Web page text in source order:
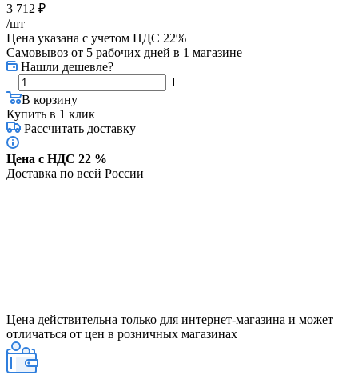
3 712 ₽
/шт
Цена указана с учетом НДС 22%
Самовывоз от 5 рабочих дней в 1 магазине
Нашли дешевле?
В корзину
Купить в 1 клик
Рассчитать доставку
Цена с НДС 22 %
Доставка по всей России
Цена действительна только для интернет-магазина и может
отличаться от цен в розничных магазинах